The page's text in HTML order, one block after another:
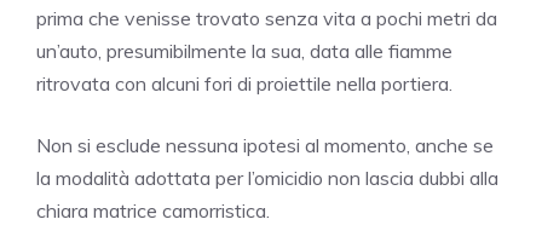
prima che venisse trovato senza vita a pochi metri da
un’auto, presumibilmente la sua, data alle fiamme
ritrovata con alcuni fori di proiettile nella portiera.
Non si esclude nessuna ipotesi al momento, anche se
la modalità adottata per l’omicidio non lascia dubbi alla
chiara matrice camorristica.